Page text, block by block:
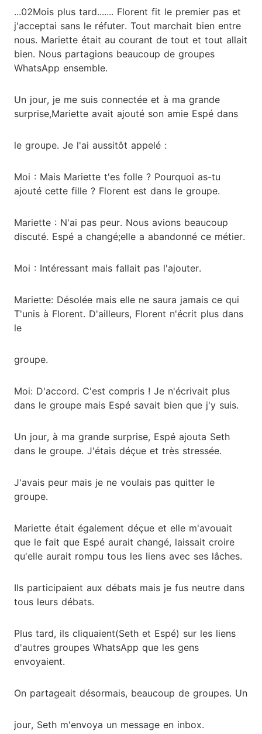
...02Mois plus tard....... Florent fit le premier pas et
j'acceptai sans le réfuter. Tout marchait bien entre
nous. Mariette était au courant de tout et tout allait
bien. Nous partagions beaucoup de groupes
WhatsApp ensemble.
Un jour, je me suis connectée et à ma grande
surprise,Mariette avait ajouté son amie Espé dans
le groupe. Je l'ai aussitôt appelé :
Moi : Mais Mariette t'es folle ? Pourquoi as-tu
ajouté cette fille ? Florent est dans le groupe.
Mariette : N'ai pas peur. Nous avions beaucoup
discuté. Espé a changé;elle a abandonné ce métier.
Moi : Intéressant mais fallait pas l'ajouter.
Mariette: Désolée mais elle ne saura jamais ce qui
T'unis à Florent. D'ailleurs, Florent n'écrit plus dans
le
groupe.
Moi: D'accord. C'est compris ! Je n'écrivait plus
dans le groupe mais Espé savait bien que j'y suis.
Un jour, à ma grande surprise, Espé ajouta Seth
dans le groupe. J'étais déçue et très stressée.
J'avais peur mais je ne voulais pas quitter le
groupe.
Mariette était également déçue et elle m'avouait
que le fait que Espé aurait changé, laissait croire
qu'elle aurait rompu tous les liens avec ses lâches.
Ils participaient aux débats mais je fus neutre dans
tous leurs débats.
Plus tard, ils cliquaient(Seth et Espé) sur les liens
d'autres groupes WhatsApp que les gens
envoyaient.
On partageait désormais, beaucoup de groupes. Un
jour, Seth m'envoya un message en inbox.